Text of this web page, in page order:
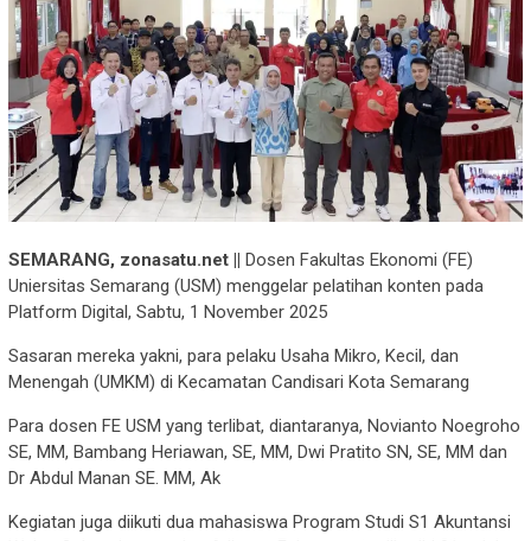
SEMARANG, zonasatu.net || Dosen Fakultas Ekonomi (FE)
Uniersitas Semarang (USM) menggelar pelatihan konten pada
Platform Digital, Sabtu, 1 November 2025
Sasaran mereka yakni, para pelaku Usaha Mikro, Kecil, dan
Menengah (UMKM) di Kecamatan Candisari Kota Semarang
Para dosen FE USM yang terlibat, diantaranya, Novianto Noegroho
SE, MM, Bambang Heriawan, SE, MM, Dwi Pratito SN, SE, MM dan
Dr Abdul Manan SE. MM, Ak
Kegiatan juga diikuti dua mahasiswa Program Studi S1 Akuntansi